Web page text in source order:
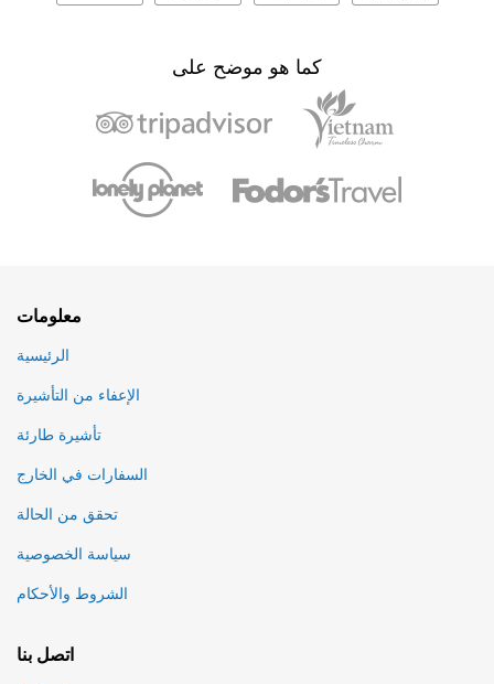
كما هو موضح على
معلومات
الرئيسية
الإعفاء من التأشيرة
تأشيرة طارئة
السفارات في الخارج
تحقق من الحالة
سياسة الخصوصية
الشروط والأحكام
اتصل بنا